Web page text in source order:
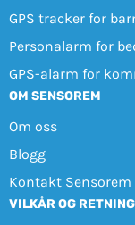
GPS tracker for
Personalarm for
GPS-alarm for
OM SENSOREM
Om oss
Blogg
Kontakt Sensorem
VILKÅR OG